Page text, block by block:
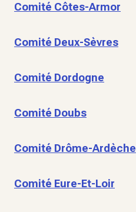
Comité Côtes-Armor
Comité Deux-Sèvres
Comité Dordogne
Comité Doubs
Comité Drôme-Ardèche
Comité Eure-Et-Loir